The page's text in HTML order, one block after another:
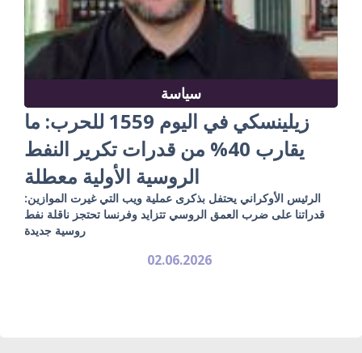
سياسة
زيلينسكي في اليوم 1559 للحرب: ما
يقارب 40% من قدرات تكرير النفط
الروسية الأولية معطلة
الرئيس الأوكراني يحتفل بذكرى عملية ويب التي غيرت الموازين:
قدراتنا على ضرب العمق الروسي تتزايد وفرنسا تحتجز ناقلة نفط
روسية جديدة
02.06.2026